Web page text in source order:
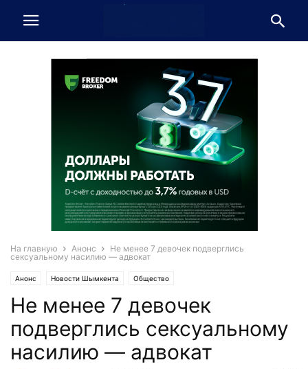
На главную Анонс
Не менее 7 девочек подверглись
сексуальному насилию — адвокат
Анонс Новости Шымкента Общество
Не менее 7 девочек
подверглись сексуальному
насилию — адвокат